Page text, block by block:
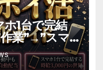
1台で完結
業”→”スマ
動収益の仕